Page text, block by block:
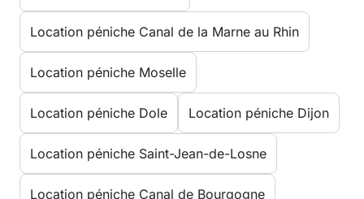
Location péniche Canal de la Marne au Rhin
Location péniche Moselle
Location péniche Dole Location péniche Dijon
Location péniche Saint-Jean-de-Losne
Location péniche Canal de Bourgogne